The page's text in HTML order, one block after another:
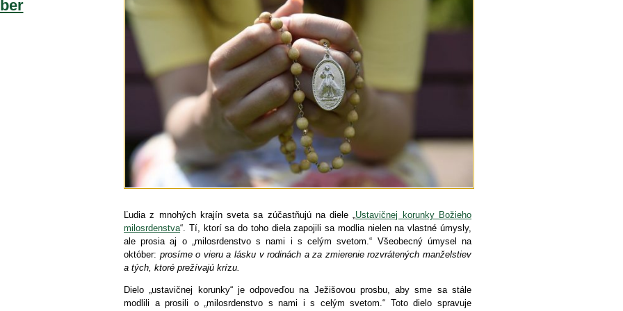
Ľudia z mnohých krajín sveta sa zúčastňujú na diele „Ustavičnej korunky Božieho
milosrdenstva“. Tí, ktorí sa do toho diela zapojili sa modlia nielen na vlastné úmysly,
ale prosia aj o „milosrdenstvo s nami i s celým svetom.“ Všeobecný úmysel na
október: prosíme o vieru a lásku v rodinách a za zmierenie rozvrátených manželstiev
a tých, ktoré prežívajú krízu.
Dielo „ustavičnej korunky“ je odpoveďou na Ježišovou prosbu, aby sme sa stále
modlili a prosili o „milosrdenstvo s nami i s celým svetom.“ Toto dielo spravuje